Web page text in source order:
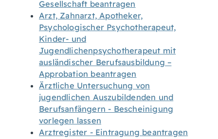
Gesellschaft beantragen
Arzt, Zahnarzt, Apotheker,
Psychologischer Psychotherapeut,
Kinder- und
Jugendlichenpsychotherapeut mit
ausländischer Berufsausbildung –
Approbation beantragen
Ärztliche Untersuchung von
jugendlichen Auszubildenden und
Berufsanfängern - Bescheinigung
vorlegen lassen
Arztregister - Eintragung beantragen